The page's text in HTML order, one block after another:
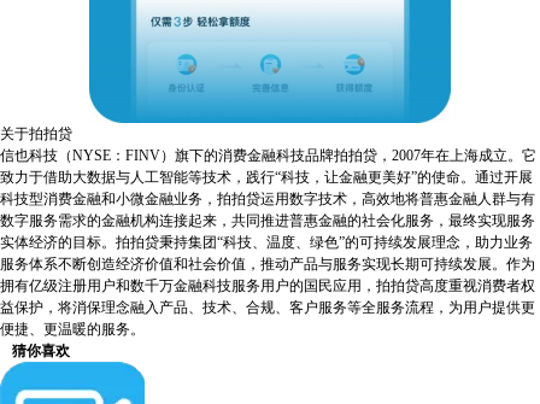
关于拍拍贷
信也科技（NYSE：FINV）旗下的消费金融科技品牌拍拍贷，2007年在上海成立。它
致力于借助大数据与人工智能等技术，践行“科技，让金融更美好”的使命。通过开展
科技型消费金融和小微金融业务，拍拍贷运用数字技术，高效地将普惠金融人群与有
数字服务需求的金融机构连接起来，共同推进普惠金融的社会化服务，最终实现服务
实体经济的目标。拍拍贷秉持集团“科技、温度、绿色”的可持续发展理念，助力业务
服务体系不断创造经济价值和社会价值，推动产品与服务实现长期可持续发展。作为
拥有亿级注册用户和数千万金融科技服务用户的国民应用，拍拍贷高度重视消费者权
益保护，将消保理念融入产品、技术、合规、客户服务等全服务流程，为用户提供更
便捷、更温暖的服务。
猜你喜欢